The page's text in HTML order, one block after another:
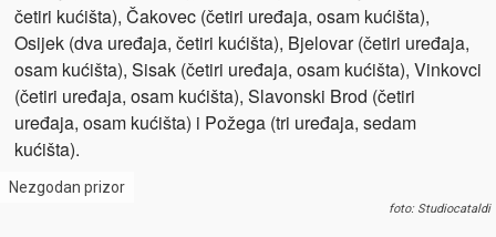
četiri kućišta), Čakovec (četiri uređaja, osam kućišta),
Osijek (dva uređaja, četiri kućišta), Bjelovar (četiri uređaja,
osam kućišta), Sisak (četiri uređaja, osam kućišta), Vinkovci
(četiri uređaja, osam kućišta), Slavonski Brod (četiri
uređaja, osam kućišta) i Požega (tri uređaja, sedam
kućišta).
Nezgodan prizor
foto: Studiocataldi